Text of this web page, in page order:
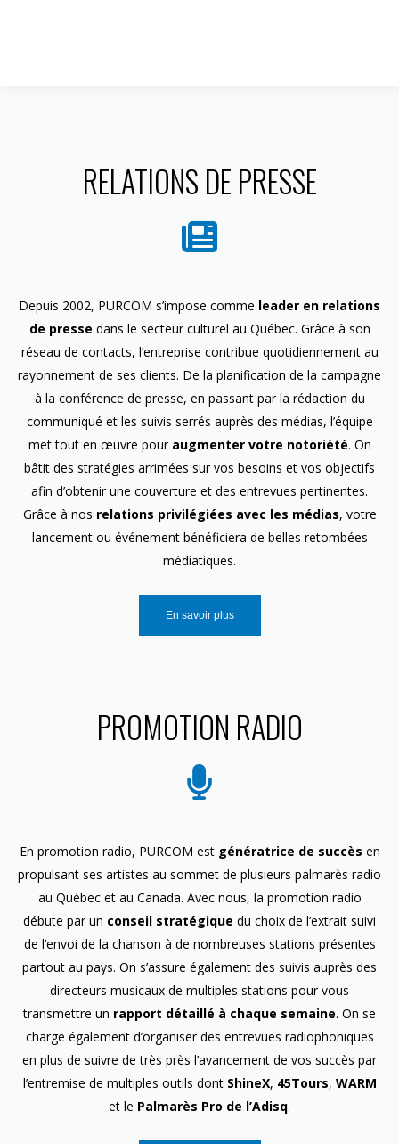
RELATIONS DE PRESSE
Depuis 2002, PURCOM s’impose comme leader en relations
de presse dans le secteur culturel au Québec. Grâce à son
réseau de contacts, l’entreprise contribue quotidiennement au
rayonnement de ses clients. De la planification de la campagne
à la conférence de presse, en passant par la rédaction du
communiqué et les suivis serrés auprès des médias, l’équipe
met tout en œuvre pour augmenter votre notoriété. On
bâtit des stratégies arrimées sur vos besoins et vos objectifs
afin d’obtenir une couverture et des entrevues pertinentes.
Grâce à nos relations privilégiées avec les médias, votre
lancement ou événement bénéficiera de belles retombées
médiatiques.
En savoir plus
PROMOTION RADIO
En promotion radio, PURCOM est génératrice de succès en
propulsant ses artistes au sommet de plusieurs palmarès radio
au Québec et au Canada. Avec nous, la promotion radio
débute par un conseil stratégique du choix de l’extrait suivi
de l’envoi de la chanson à de nombreuses stations présentes
partout au pays. On s’assure également des suivis auprès des
directeurs musicaux de multiples stations pour vous
transmettre un rapport détaillé à chaque semaine. On se
charge également d’organiser des entrevues radiophoniques
en plus de suivre de très près l’avancement de vos succès par
l’entremise de multiples outils dont ShineX, 45Tours, WARM
et le Palmarès Pro de l’Adisq.